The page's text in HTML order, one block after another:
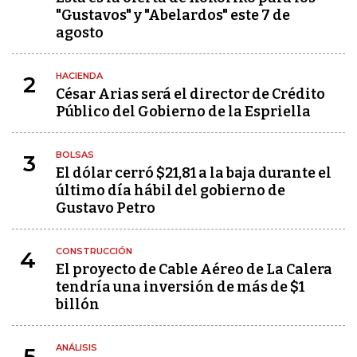
"Gustavos" y "Abelardos" este 7 de
agosto
2 HACIENDA
César Arias será el director de Crédito
Público del Gobierno de la Espriella
3 BOLSAS
El dólar cerró $21,81 a la baja durante el
último día hábil del gobierno de
Gustavo Petro
4 CONSTRUCCIÓN
El proyecto de Cable Aéreo de La Calera
tendría una inversión de más de $1
billón
ANÁLISIS